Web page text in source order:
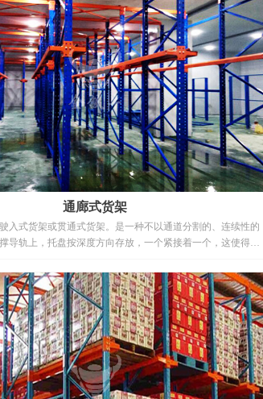
通廊式货架
入式货架或贯通式货架。是一种不以通道分割的、连续性的
导轨上，托盘按深度方向存放，一个紧接着一个，这使得高
便地驶入货架通廊中间存取货物。通廊式货架由于存储密度
投资成本相对较底；适用于品种较少、数量较多且货物存取模
用来储存大批相同类型货物。